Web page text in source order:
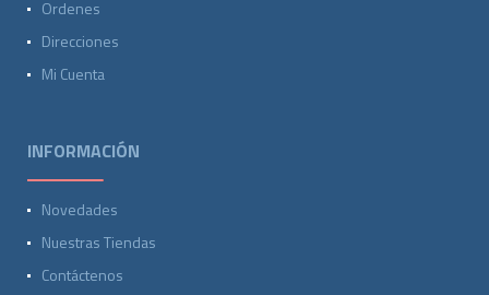
Ordenes
Direcciones
Mi Cuenta
INFORMACIÓN
Novedades
Nuestras Tiendas
Contáctenos